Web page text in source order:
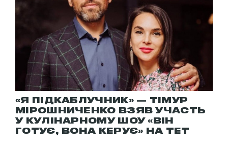
«Я ПІДКАБЛУЧНИК» — ТІМУР
МІРОШНИЧЕНКО ВЗЯВ УЧАСТЬ
У КУЛІНАРНОМУ ШОУ «ВІН
ГОТУЄ, ВОНА КЕРУЄ» НА ТЕТ